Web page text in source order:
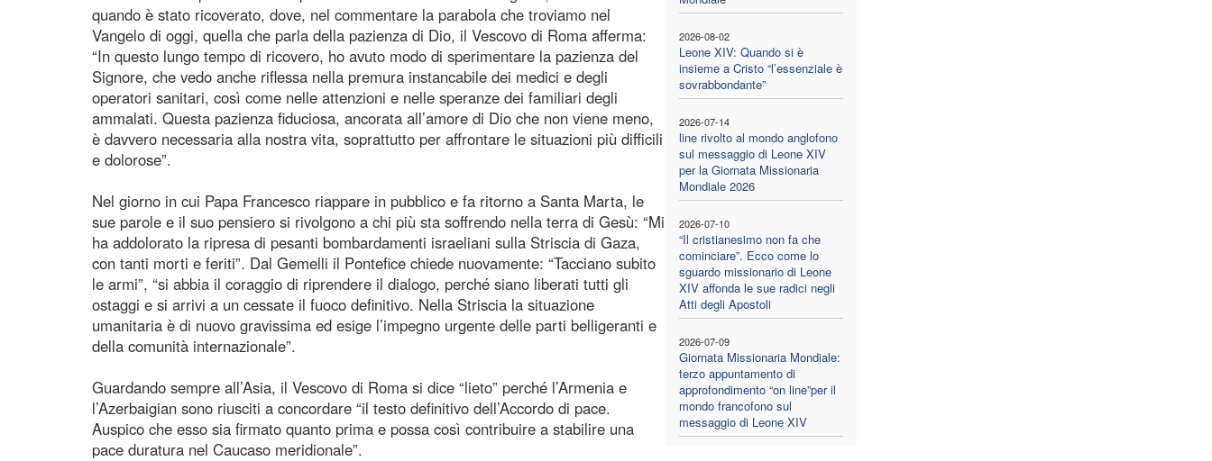
2026-08-02
Leone XIV: Quando si è
insieme a Cristo “l’essenziale è
sovrabbondante”
2026-07-14
line rivolto al mondo anglofono
sul messaggio di Leone XIV
per la Giornata Missionaria
Mondiale 2026
2026-07-10
“Il cristianesimo non fa che
cominciare”. Ecco come lo
sguardo missionario di Leone
XIV affonda le sue radici negli
Atti degli Apostoli
2026-07-09
Giornata Missionaria Mondiale:
terzo appuntamento di
approfondimento “on line”per il
mondo francofono sul
messaggio di Leone XIV
quando è stato ricoverato, dove, nel commentare la parabola che troviamo nel
Vangelo di oggi, quella che parla della pazienza di Dio, il Vescovo di Roma afferma:
“In questo lungo tempo di ricovero, ho avuto modo di sperimentare la pazienza del
Signore, che vedo anche riflessa nella premura instancabile dei medici e degli
operatori sanitari, così come nelle attenzioni e nelle speranze dei familiari degli
ammalati. Questa pazienza fiduciosa, ancorata all’amore di Dio che non viene meno,
è davvero necessaria alla nostra vita, soprattutto per affrontare le situazioni più difficili
e dolorose”.
Nel giorno in cui Papa Francesco riappare in pubblico e fa ritorno a Santa Marta, le
sue parole e il suo pensiero si rivolgono a chi più sta soffrendo nella terra di Gesù: “Mi
ha addolorato la ripresa di pesanti bombardamenti israeliani sulla Striscia di Gaza,
con tanti morti e feriti”. Dal Gemelli il Pontefice chiede nuovamente: “Tacciano subito
le armi”, “si abbia il coraggio di riprendere il dialogo, perché siano liberati tutti gli
ostaggi e si arrivi a un cessate il fuoco definitivo. Nella Striscia la situazione
umanitaria è di nuovo gravissima ed esige l’impegno urgente delle parti belligeranti e
della comunità internazionale”.
Guardando sempre all’Asia, il Vescovo di Roma si dice “lieto” perché l’Armenia e
l’Azerbaigian sono riusciti a concordare “il testo definitivo dell’Accordo di pace.
Auspico che esso sia firmato quanto prima e possa così contribuire a stabilire una
pace duratura nel Caucaso meridionale”.